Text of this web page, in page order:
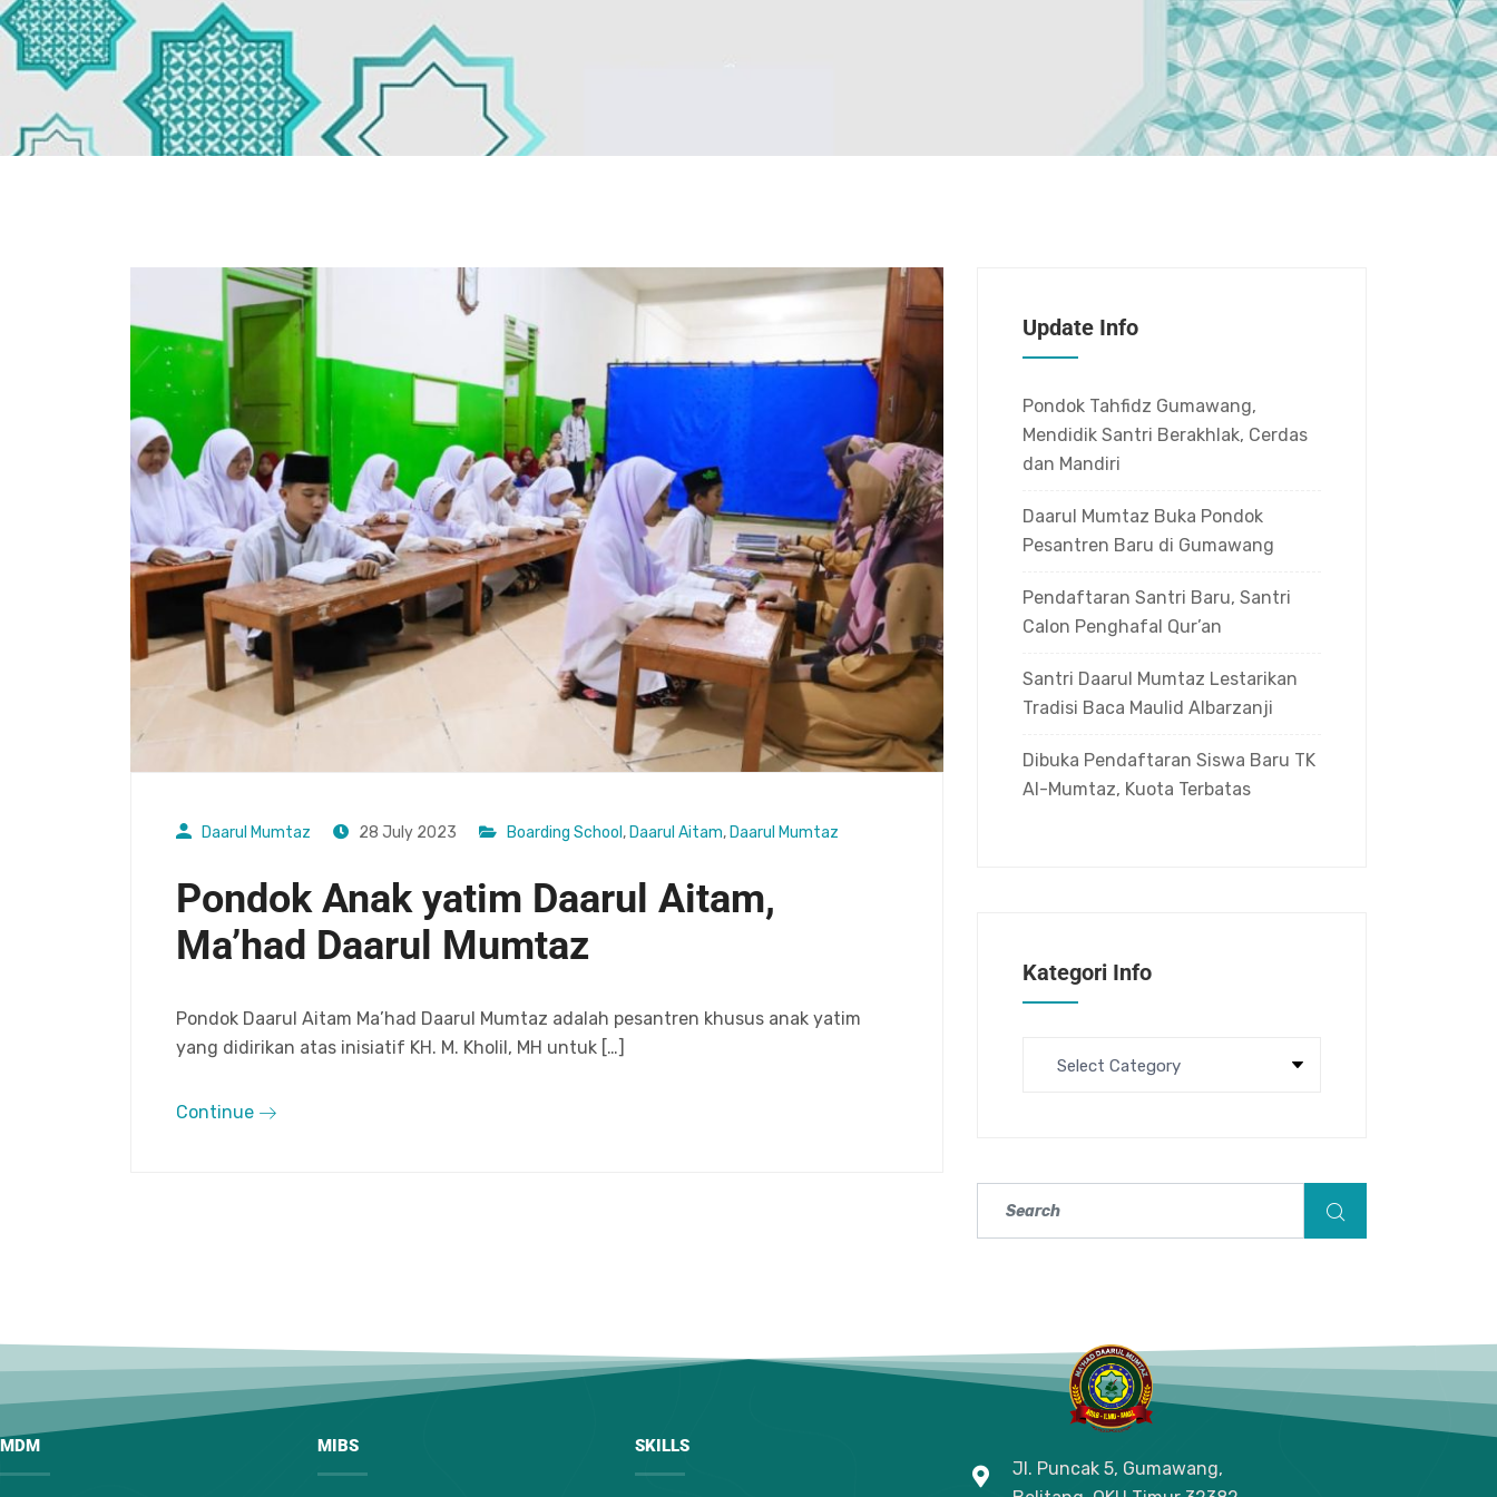
Daarul Mumtaz 28 July 2023 Boarding School , Daarul Aitam, Daarul Mumtaz
Pondok Anak yatim Daarul Aitam,
Ma’had Daarul Mumtaz
Pondok Daarul Aitam Ma’had Daarul Mumtaz adalah pesantren khusus anak yatim
yang didirikan atas inisiatif KH. M. Kholil, MH untuk […]
Continue
Update Info
Pondok Tahfidz Gumawang,
Mendidik Santri Berakhlak, Cerdas
dan Mandiri
Daarul Mumtaz Buka Pondok
Pesantren Baru di Gumawang
Pendaftaran Santri Baru, Santri
Calon Penghafal Qur’an
Santri Daarul Mumtaz Lestarikan
Tradisi Baca Maulid Albarzanji
Dibuka Pendaftaran Siswa Baru TK
Al-Mumtaz, Kuota Terbatas
Kategori Info
MDM MIBS SKILLS
Jl. Puncak 5, Gumawang,